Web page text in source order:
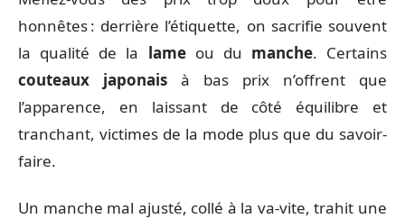
honnêtes : derrière l’étiquette, on sacrifie souvent
la qualité de la lameou du manche. Certains
couteaux japonais à bas prix n’offrent que
l’apparence, en laissant de côté équilibre et
tranchant, victimes de la mode plus que du savoir-
faire.
Un manche mal ajusté, collé à la va-vite, trahit une